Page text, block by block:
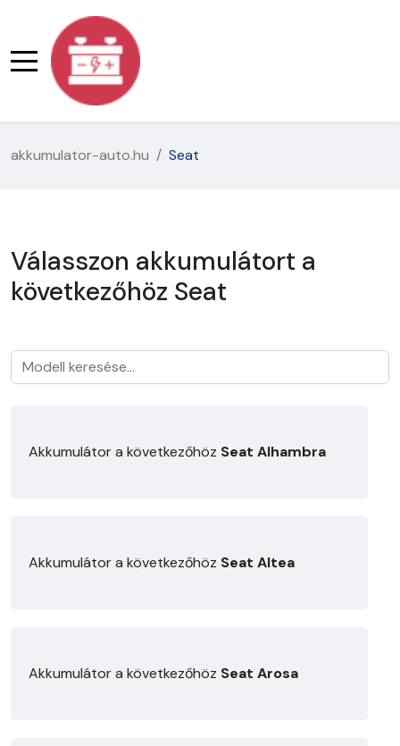
akkumulator-auto.hu Seat
Válasszon akkumulátort a
következőhöz Seat
Akkumulátor a következőhöz Seat Alhambra
Akkumulátor a következőhöz Seat Altea
Akkumulátor a következőhöz Seat Arosa